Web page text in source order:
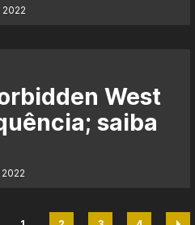
West
saiba